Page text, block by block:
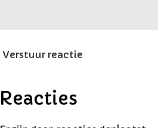
Verstuur reactie
Reacties